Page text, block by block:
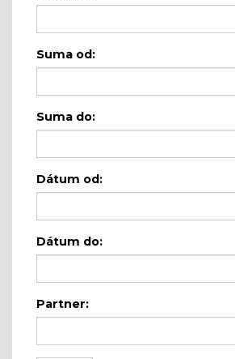
Suma od:
Suma do:
Dátum od:
Dátum do:
Partner: